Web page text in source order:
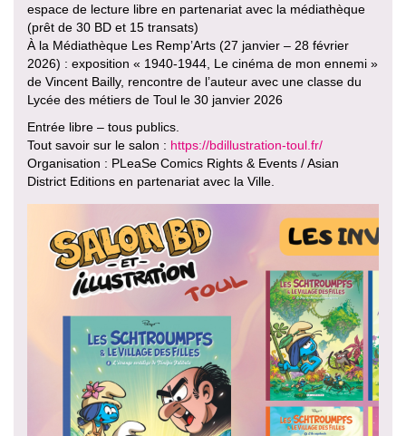
espace de lecture libre en partenariat avec la médiathèque
(prêt de 30 BD et 15 transats)
À la Médiathèque Les Remp’Arts (27 janvier – 28 février
2026) : exposition « 1940-1944, Le cinéma de mon ennemi »
de Vincent Bailly, rencontre de l’auteur avec une classe du
Lycée des métiers de Toul le 30 janvier 2026
Entrée libre – tous publics.
Tout savoir sur le salon : https://bdillustration-toul.fr/
Organisation : PLeaSe Comics Rights & Events / Asian
District Editions en partenariat avec la Ville.